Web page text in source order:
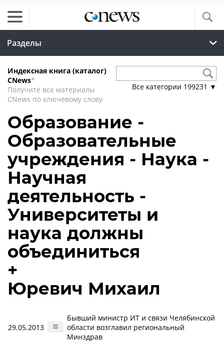
Разделы
Индексная книга (каталог)
CNews*
Получите все материалы
CNews по ключевому слову
Все категории 199231 ▼
Образование -
Образовательные
учреждения - Наука -
Научная
деятельность -
Университеты и
наука должны
объединиться
+
Юревич Михаил
29.05.2013
Бывший министр ИТ и связи Челябинской
области возглавил региональный
Минздрав